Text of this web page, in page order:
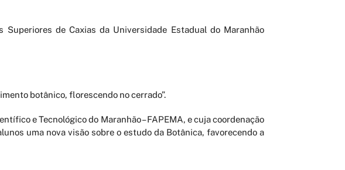
de Caxias da Universidade Estadual do Maranhão
botânico, florescendo no cerrado”.
e Tecnológico do Maranhão – FAPEMA, e cuja coordenação
uma nova visão sobre o estudo da Botânica, favorecendo a